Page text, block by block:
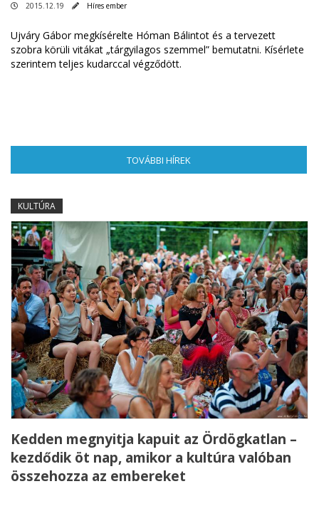
2015.12.19 Híres ember
Ujváry Gábor megkísérelte Hóman Bálintot és a tervezett
szobra körüli vitákat „tárgyilagos szemmel” bemutatni. Kísérlete
szerintem teljes kudarccal végződött.
TOVÁBBI HÍREK
KULTÚRA
Kedden megnyitja kapuit az Ördögkatlan –
kezdődik öt nap, amikor a kultúra valóban
összehozza az embereket